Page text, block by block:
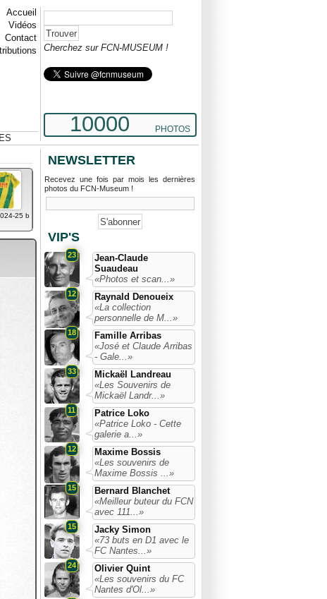
Accueil
Vidéos
Contact
Cherchez sur FCN-MUSEUM !
10000 PHOTOS
25 b
NEWSLETTER
Recevez une fois par mois les dernières
photos du FCN-Museum !
VIP'S
23
Jean-Claude
Suaudeau
«Photos et scan...»
12
Raynald Denoueix
«La collection
personnelle de M...»
18
Famille Arribas
«José et Claude Arribas
- Gale...»
33
Mickaël Landreau
«Les Souvenirs de
Mickaël Landr...»
11
Patrice Loko
«Patrice Loko - Cette
galerie a...»
12
Maxime Bossis
«Les souvenirs de
Maxime Bossis ...»
15
Bernard Blanchet
«Meilleur buteur du FCN
avec 111...»
15
Jacky Simon
«73 buts en D1 avec le
FC Nantes...»
24
Olivier Quint
«Les souvenirs du FC
Nantes d'Ol...»